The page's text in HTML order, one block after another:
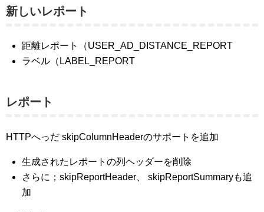
新しいレポート
距離レポート（USER_AD_DISTANCE_REPORT
ラベル（LABEL_REPORT
レポート
HTTPへっだ skipColumnHeaderのサポートを追加
生成されたレポートの列ヘッダーを削除
さらに；skipReportHeader、 skipReportSummaryも追
加